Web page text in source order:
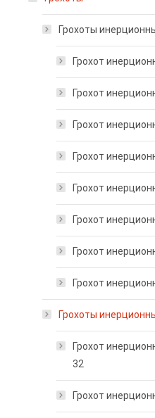
Грохоты
Грохот
Грохот
Грохот
Грохот
Грохот
Грохот
Грохот
Грохот
Грохоты
Грохот
32
Грохот